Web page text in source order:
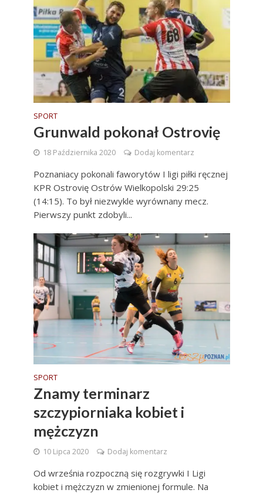
SPORT
Grunwald pokonał Ostrovię
18 Października 2020 Dodaj komentarz
Poznaniacy pokonali faworytów I ligi piłki ręcznej
KPR Ostrovię Ostrów Wielkopolski 29:25
(14:15). To był niezwykle wyrównany mecz.
Pierwszy punkt zdobyli...
SPORT
Znamy terminarz
szczypiorniaka kobiet i
mężczyzn
10 Lipca 2020 Dodaj komentarz
Od września rozpoczną się rozgrywki I Ligi
kobiet i mężczyzn w zmienionej formule. Na